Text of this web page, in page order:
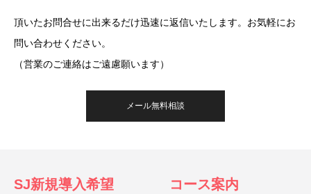
頂いたお問合せに出来るだけ迅速に返信いたします。お気軽にお
問い合わせください。
（営業のご連絡はご遠慮願います）
メール無料相談
SJ新規導入希望 コース案内